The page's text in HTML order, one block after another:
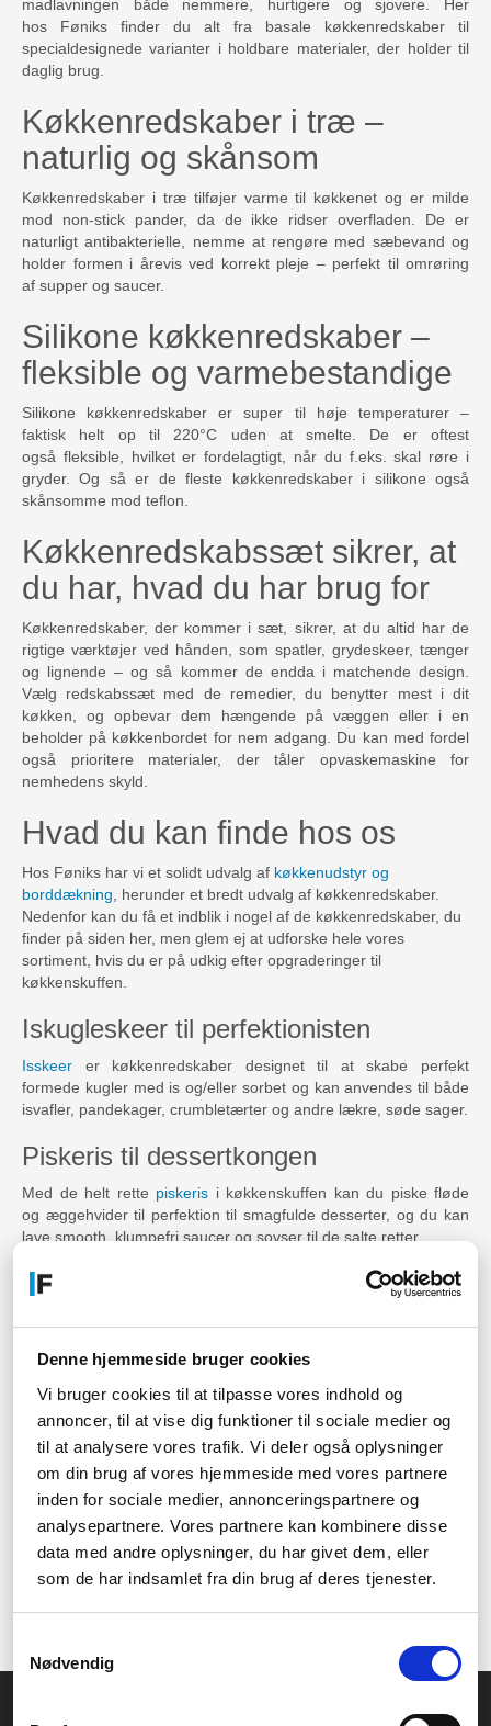
Denne hjemmeside bruger cookies
Vi bruger cookies til at tilpasse vores indhold og
annoncer, til at vise dig funktioner til sociale medier og
til at analysere vores trafik. Vi deler også oplysninger
om din brug af vores hjemmeside med vores partnere
inden for sociale medier, annonceringspartnere og
analysepartnere. Vores partnere kan kombinere disse
data med andre oplysninger, du har givet dem, eller
som de har indsamlet fra din brug af deres tjenester.
Nødvendig
madlavningen både nemmere, hurtigere og sjovere. Her
hos Føniks finder du alt fra basale køkkenredskaber til
specialdesignede varianter i holdbare materialer, der holder til
daglig brug.​
Køkkenredskaber i træ –
naturlig og skånsom
Køkkenredskaber i træ tilføjer varme til køkkenet og er milde
mod non-stick pander, da de ikke ridser overfladen. De er
naturligt antibakterielle, nemme at rengøre med sæbevand og
holder formen i årevis ved korrekt pleje – perfekt til omrøring
af supper og saucer.​
Silikone køkkenredskaber –
fleksible og varmebestandige
Silikone køkkenredskaber er super til høje temperaturer –
faktisk helt op til 220°C uden at smelte. De er oftest
også fleksible, hvilket er fordelagtigt, når du f.eks. skal røre i
gryder. Og så er de fleste køkkenredskaber i silikone også
skånsomme mod teflon.
Køkkenredskabssæt sikrer, at
du har, hvad du har brug for
Køkkenredskaber, der kommer i sæt, sikrer, at du altid har de
rigtige værktøjer ved hånden, som spatler, grydeskeer, tænger
og lignende – og så kommer de endda i matchende design.
Vælg redskabssæt med de remedier, du benytter mest i dit
køkken, og opbevar dem hængende på væggen eller i en
beholder på køkkenbordet for nem adgang. Du kan med fordel
også prioritere materialer, der tåler opvaskemaskine for
nemhedens skyld.
Hvad du kan finde hos os
Hos Føniks har vi et solidt udvalg af køkkenudstyr og
borddækning, herunder et bredt udvalg af køkkenredskaber.
Nedenfor kan du få et indblik i nogel af de køkkenredskaber, du
finder på siden her, men glem ej at udforske hele vores
sortiment, hvis du er på udkig efter opgraderinger til
køkkenskuffen.
Iskugleskeer til perfektionisten
Isskeer er køkkenredskaber designet til at skabe perfekt
formede kugler med is og/eller sorbet og kan anvendes til både
isvafler, pandekager, crumbletærter og andre lækre, søde sager.
Piskeris til dessertkongen
Med de helt rette piskeris i køkkenskuffen kan du piske fløde
og æggehvider til perfektion til smagfulde desserter, og du kan
lave smooth, klumpefri saucer og sovser til de salte retter.
Kartoffelmoser til kogekonen
at lave din kartoffelmos fra bunden af, og som ikke går på
kompromis med mosens struktur.
Kontakt os for råd om
sortimentet
Har du spørgsmål til vores produktsortiment, fragt, levering eller
noget helt fjerde? Tøv ikke med atkontakteos! Du kan både
ringe til os på tlf.nr.: +45 70 60 60 64 alle hverdage eller sende
os enmail , når du har tid. Uanset kontaktform glæder vi os til at